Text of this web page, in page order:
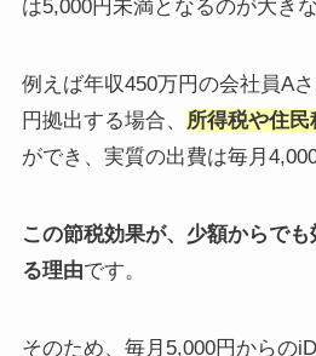
は5,000円未満となるのが大き
例えば年収450万円の会社員A
円拠出する場合、
所得税や住
ができ、実質の出費は毎月
この節税効果が、少額からで
る理由です。
そのため、毎月5,000円からの